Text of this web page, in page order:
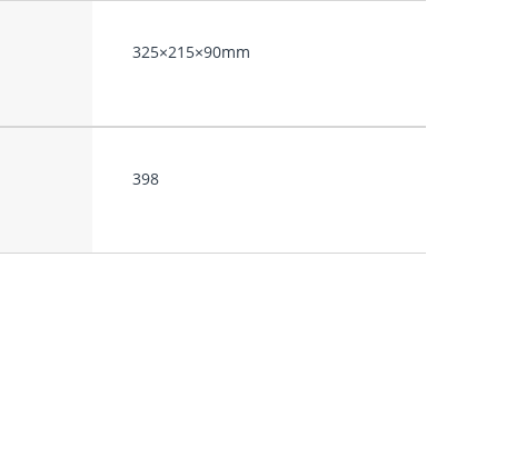
325×215×90mm
398